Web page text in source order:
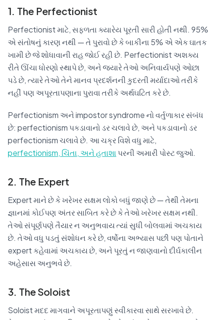
1. The Perfectionist
Perfectionist માટે, સફળતા ક્યારેય પૂરતી સારી હોતી નથી. 95%
એ સંતોષનું કારણ નથી — તે પુરાવો છે કે બાકીના 5% એ એક ઘાતક
ખામી છે જે શોધાવાની રાહ જોઈ રહી છે. Perfectionist અશક્ય
રીતે ઊંચા ધોરણો સ્થાપે છે, અને જ્યારે તેઓ અનિવાર્યપણે ઓછા
પડે છે, ત્યારે તેઓ તેને માનવ પ્રદર્શનની કુદરતી મર્યાદાઓ તરીકે
નહીં પણ અપૂરતાપણાના પુરાવા તરીકે અર્થઘટિત કરે છે.
Perfectionism અને impostor syndrome નો વર્તુળાકાર સંબંધ
છે: perfectionism પકડાવાનો ડર ચલાવે છે, અને પકડાવાનો ડર
perfectionism ચલાવે છે. આ ચક્ર વિશે વધુ માટે,
perfectionism, ચિંતા, અને હતાશાપરની અમારી પોસ્ટ જુઓ.
2. The Expert
Expert માને છે કે ખરેખર સક્ષમ લોકો બધું જાણે છે — તેથી તેમના
જ્ઞાનમાં કોઈપણ અંતર સાબિત કરે છે કે તેઓ ખરેખર સક્ષમ નથી.
તેઓ સંપૂર્ણપણે તૈયાર ન અનુભવાય ત્યાં સુધી બોલવામાં અચકાય
છે. તેઓ વધુ પડતું સંશોધન કરે છે, વર્ષોના અભ્યાસ પછી પણ પોતાને
expert કહેવામાં અચકાય છે, અને પૂરતું ન જાણવાનો દીર્ઘકાલીન
અહેસાસ અનુભવે છે.
3. The Soloist
Soloist મદદ માગવાને અપૂરતાપણું સ્વીકારવા સાથે સરખાવે છે.